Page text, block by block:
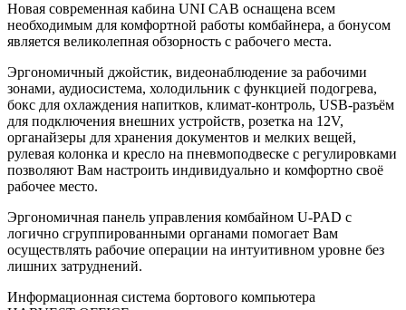
Новая современная кабина UNI CAB оснащена всем
необходимым для комфортной работы комбайнера, а бонусом
является великолепная обзорность с рабочего места.
Эргономичный джойстик, видеонаблюдение за рабочими
зонами, аудиосистема, холодильник с функцией подогрева,
бокс для охлаждения напитков, климат-контроль, USB-разъём
для подключения внешних устройств, розетка на 12V,
органайзеры для хранения документов и мелких вещей,
рулевая колонка и кресло на пневмоподвеске с регулировками
позволяют Вам настроить индивидуально и комфортно своё
рабочее место.
Эргономичная панель управления комбайном U-PAD с
логично сгруппированными органами помогает Вам
осуществлять рабочие операции на интуитивном уровне без
лишних затруднений.
Информационная система бортового компьютера